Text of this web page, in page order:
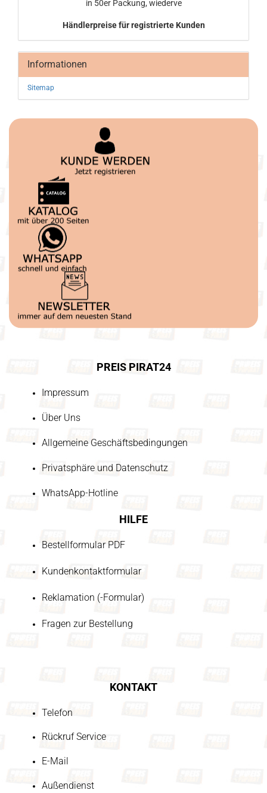
in 50er Pa­ckung, wie­der­ve
Händlerpreise für registrierte Kunden
Informationen
Sitemap
PREIS PIRAT24
Impressum
Über Uns
Allgemeine Geschäftsbedingungen
Privatsphäre und Datenschutz
WhatsApp-Hotline
HILFE
Bestellformular PDF
Kundenkontaktformular
Reklamation (-Formular)
Fragen zur Bestellung
KONTAKT
Telefon
Rückruf Service
E-Mail
Außendienst